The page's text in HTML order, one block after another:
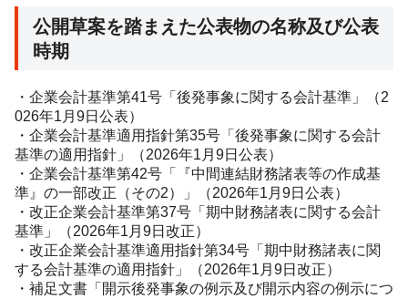
公開草案を踏まえた公表物の名称及び公表
時期
・企業会計基準第41号「後発事象に関する会計基準」（2
026年1月9日公表）
・企業会計基準適用指針第35号「後発事象に関する会計
基準の適用指針」（2026年1月9日公表）
・企業会計基準第42号「『中間連結財務諸表等の作成基
準』の一部改正（その2）」（2026年1 月 9日公表）
・改正企業会計基準第37号「期中財務諸表に関する会計
基準」（2026年1月9日改正）
・改正企業会計基準適用指針第34号「期中財務諸表に関
する会計基準の適用指針」（2026年1 月 9日改正）
・補足文書「開示後発事象の例示及び開示内容の例示につ